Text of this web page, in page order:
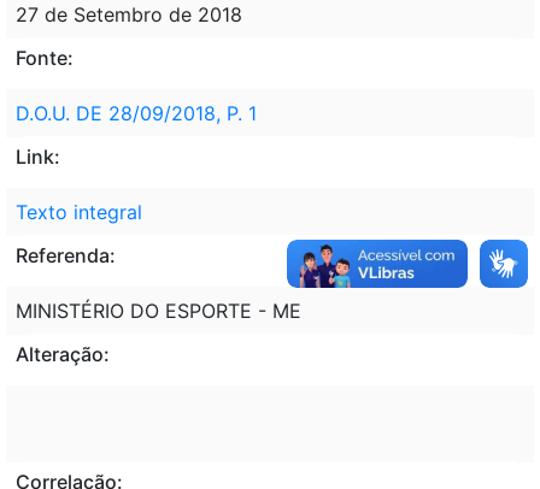
27 de Setembro de 2018
Fonte:
D.O.U. DE 28/09/2018, P. 1
Link:
Texto integral
Referenda:
MINISTÉRIO DO ESPORTE - ME
Alteração:
Correlação: